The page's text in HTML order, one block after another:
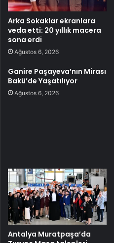
Arka Sokaklar ekranlara
veda etti: 20 yıllık macera
sona erdi
Ağustos 6, 2026
Ganire Paşayeva’nın Mirası
Bakü’de Yaşatılıyor
Ağustos 6, 2026
Antalya Muratpaşa’da